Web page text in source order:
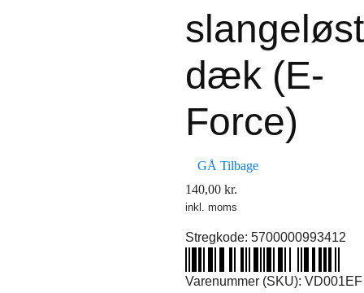
slangeløst
dæk (E-
Force)
GÅ Tilbage
140,00 kr.
inkl. moms
Stregkode: 5700000993412
Varenummer (SKU): VD001EF